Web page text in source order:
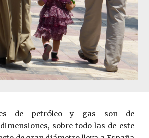
de petróleo y gas son de
sobre todo las de este